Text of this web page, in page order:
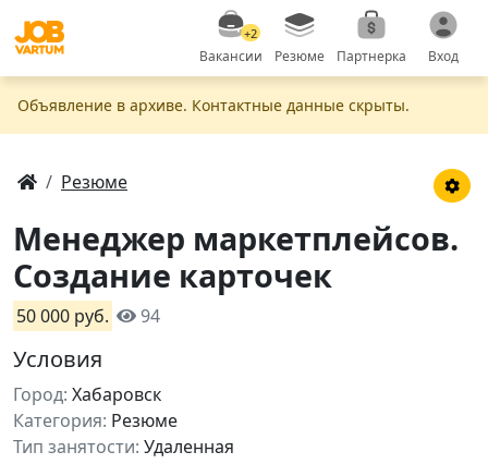
+2
Вакансии Резюме Партнерка Вход
Объявление в apxивe. Контактные данные скрыты.
Резюме
Менеджер маркетплейсов.
Создание карточек
50 000 руб. 94
Условия
Город: Хабаровск
Категория: Резюме
Тип занятости: Удаленная